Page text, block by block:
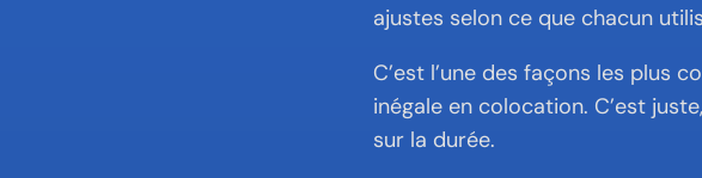
ajustes selon ce que chacun
C’est l’une des façons les plus
inégale en colocation. C’est
sur la durée.